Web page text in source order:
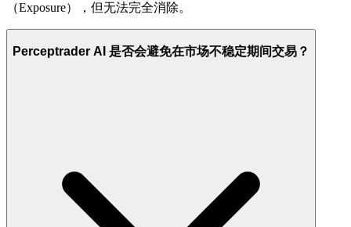
（Exposure），但无法完全消除。
Perceptrader AI 是否会避免在市场不稳定期间交易？